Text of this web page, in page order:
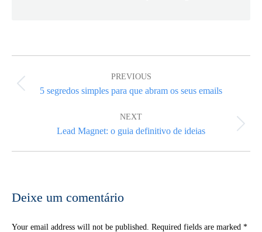
navigation
PREVIOUS
Previous
post:
5 segredos simples para que abram os seus emails
NEXT
Next
Lead Magnet: o guia definitivo de ideias
Deixe um comentário
Your email address will not be published. Required fields are marked *